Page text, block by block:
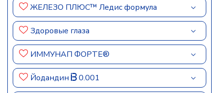
ЖЕЛЕЗО ПЛЮС™ Ледис формула
Здоровые глаза
ИММУНАП ФОРТЕ®
Йодандин 0.001